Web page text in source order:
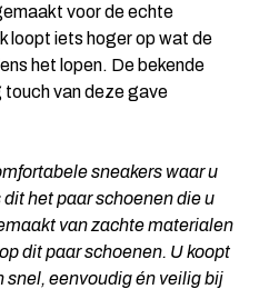
voor de echte
loopt iets hoger op wat de
het lopen. De bekende
touch van deze gave
sneakers waar u
het paar schoenen die u
van zachte materialen
dit paar schoenen. U koopt
snel, eenvoudig én veilig bij